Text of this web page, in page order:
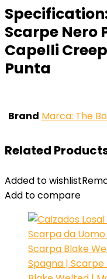
Scarpe Nero
Capelli
Punta
Brand Marca: The
Related
Added to wishlist
Add to compare